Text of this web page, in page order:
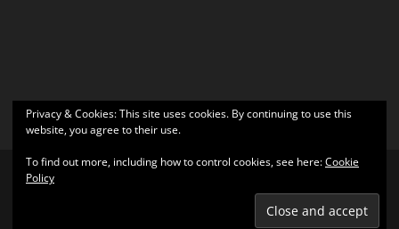
| Υποστηρίζεται από
Privacy & Cookies: This site uses cookies. By continuing to use this
website, you agree to their use.
To find out more, including how to control cookies, see here:Cookie
Policy